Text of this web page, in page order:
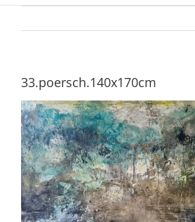
33.poersch.140x170cm